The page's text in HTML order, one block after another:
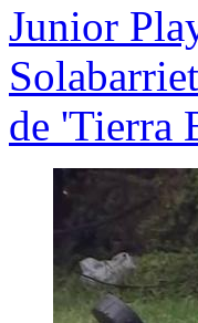
Junior
de 'Tierra